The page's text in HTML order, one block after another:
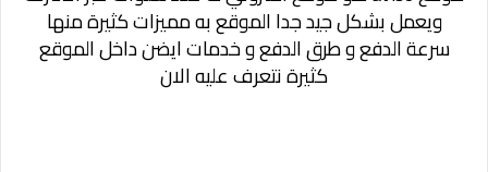
ويعمل بشكل جيد جدا الموقع به مميزات كثيرة منها
سرعة الدفع و طرق الدفع و خدمات ايضن داخل الموقع
كثيرة نتعرف عليه الان